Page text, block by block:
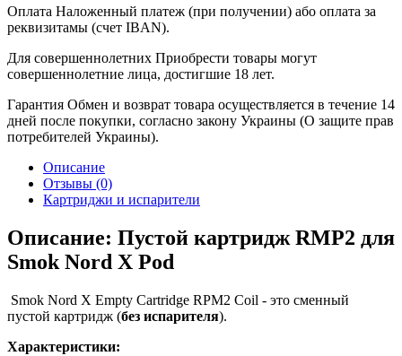
Оплата Наложенный платеж (при получении) або оплата за
реквизитамы (счет IBAN).
Для совершеннолетних Приобрести товары могут
совершеннолетние лица, достигшие 18 лет.
Гарантия Обмен и возврат товара осуществляется в течение 14
дней после покупки, согласно закону Украины (О защите прав
потребителей Украины).
Описание
Отзывы (0)
Картриджи и испарители
Описание: Пустой картридж RMP2 для
Smok Nord X Pod
Smok Nord X Empty Cartridge RPM2 Coil - это сменный
пустой картридж (без испарителя).
Характеристики: